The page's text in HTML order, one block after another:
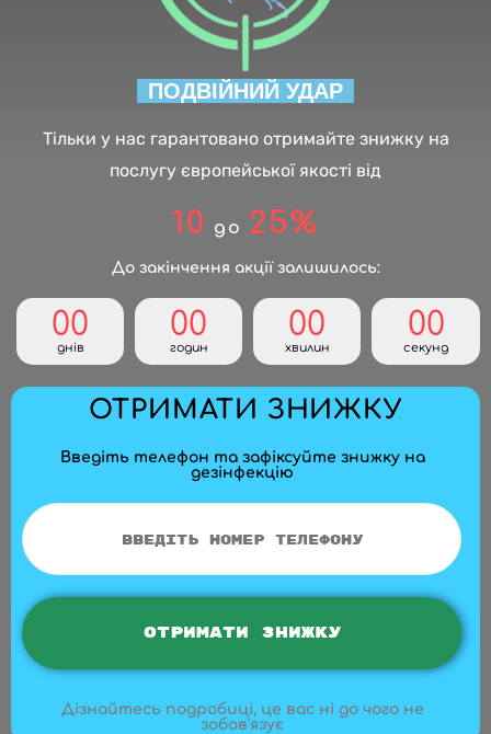
ПОДВІЙНИЙ УДАР
Тільки у нас гарантовано отримайте знижку на
послугу європейської якості від
10 до 25%
До закінчення акції залишилось:
00
днів
00
годин
00
хвилин
00
секунд
ОТРИМАТИ ЗНИЖКУ
Введіть телефон та зафіксуйте знижку на
дезінфекцію
Дізнайтесь подробиці, це вас ні до чого не
зобов'язує